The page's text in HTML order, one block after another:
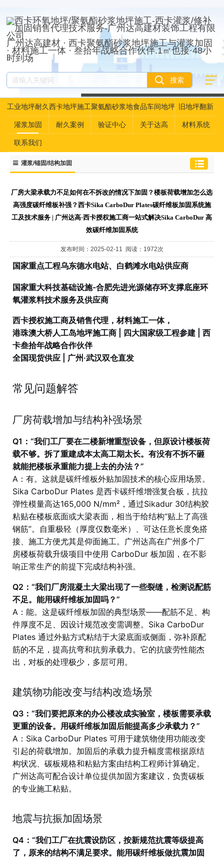
广州达高建材 · 西卡聚氨酯砂浆地坪施工与灌浆加固
· 材料施工一体 · 叁拾年战略合作伙伴.1㎡也接·48小
时到场
工业地坪耐久
性资产管理
西卡地坪施工聚氨酯砂浆地
坪
食品车间地坪 旧地坪翻新
灌浆加固 耐久案例 验证中心 关于达高 材料系统
联系我们
灌浆/锚固/结构加固
厂房大梁承载力不足如何在不拆改的情况下加固？楼板荷载增加怎么选
高强度碳纤维板补强？西卡Sika CarboDur Plates碳纤维板加固系统施
工及技术服务 | 广州达高·西卡授权施工商一站式解决Sika CarboDur 高
效碳纤维加固系统
发布时间：2025-02-11 阅读：1972次
国家重点工程乌东德水电站、白鹤滩水电站供应商
国家重大科技基础设施-合肥先进光源储存环支撑底座环
氧灌浆料技术服务及供应商
西卡授权施工商及销售代理，材料施工一体，
港珠澳大桥人工岛地坪施工商 | 四大国家级工程参建 | 西
卡叁拾年战略合作伙伴
全国现货供应 | 广州·武汉双仓直发
常见问题解答
厂房荷载增加与结构补强场景
Q1：“我们工厂要在二楼新增重型设备，但原设计楼板荷
载不够。拆了重建成本太高工期太长。有没有不拆不砸
就能把楼板承重能力提上去的办法？”
A：有。这就是碳纤维板外贴加固技术的核心应用场景。
Sika CarboDur Plates 是西卡碳纤维增强复合板，抗拉
弹性模量高达165,000 N/mm²，通过Sikadur 30结构胶
粘贴在楼板底面或大梁表面，相当于给结构“贴上了高强
钢筋”。自重极轻（厚度仅数毫米）、可达任意长度免搭
接、施工方便尤其是仰面施工。广州达高在广州多个厂
房楼板荷载升级项目中使用 CarboDur 板加固，在不影
响正常生产的前提下完成结构补强。
Q2：“我们厂房混凝土大梁出现了一些裂缝，检测说配筋
不足。能用碳纤维板加固吗？”
A：能。这是碳纤维板加固的典型场景——配筋不足、构
件厚度不足、因设计规范改变需调整。Sika CarboDur
Plates 通过外贴方式粘结于大梁底面或侧面，弥补原配
筋的不足，提高抗弯和抗剪承载力。它的抗疲劳性能杰
出，对板的处理极少，多层可用。
建筑物功能改变与结构改造场景
Q3：“我们要把原来的办公楼改成实验室，楼板需要承载
更重的设备。用碳纤维板加固后能提高多少承载力？”
A：Sika CarboDur Plates 可用于建筑物使用功能改变
引起的荷载增加。加固后的承载力提升幅度需根据原结
构状况、碳板规格和粘贴方案由结构工程师计算确定。
广州达高可配合设计单位提供加固方案建议，负责碳板
的专业施工粘贴。
地震与抗振加固场景
Q4：“我们工厂在抗震设防区，按新规范抗震等级提高
了，原来的结构不满足要求。能用碳纤维板做抗震加固